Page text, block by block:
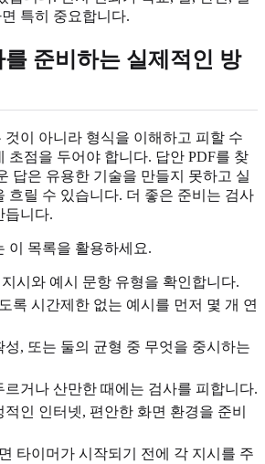
특히 중요합니다.
준비하는 실제적인 방
이 아니라 형식을 이해하고 피할 수
초점을 두어야 합니다. 답안 PDF를 찾
답은 유용한 기술을 만들지 못하고 실
흐릴 수 있습니다. 더 좋은 준비는 검사
듭니다.
이 목록을 활용하세요.
시와 예시 문항 유형을 확인합니다.
록 시간제한 없는 예시를 먼저 몇 개 연
성, 또는 둘의 균형 중 무엇을 중시하는
르거나 산만한 때에는 검사를 피합니다.
인 인터넷, 편안한 화면 환경을 준비
타이머가 시작되기 전에 각 지시를 주